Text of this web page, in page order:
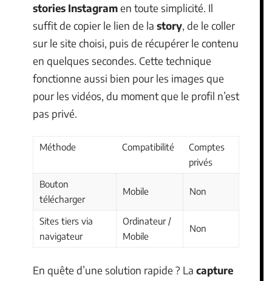
stories Instagramen toute simplicité. Il
suffit de copier le lien de la story, de le coller
sur le site choisi, puis de récupérer le contenu
en quelques secondes. Cette technique
fonctionne aussi bien pour les images que
pour les vidéos, du moment que le profil n’est
pas privé.
Méthode Compatibilité
Comptes
privés
Bouton
télécharger
Mobile Non
Sites tiers via
navigateur
Ordinateur /
Mobile
Non
En quête d’une solution rapide ? La capture